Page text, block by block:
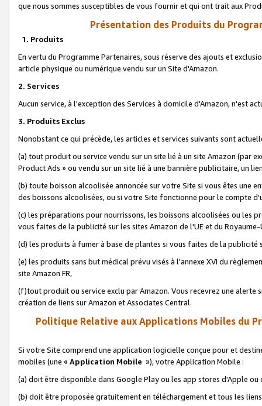
que nous sommes susceptibles de vous fournir et qui ont trait aux
Présentation des Produits du
1. Produits
En vertu du Programme Partenaires, sous réserve des ajouts et
article physique ou numérique vendu sur un Site d'Amazon.
2. Services
Aucun service, à l'exception des Services à domicile d'Amazon, n'est
3. Produits Exclus
Nonobstant ce qui précède, les articles et services suivants sont
(a) tout produit ou service vendu sur un site lié à un site Amazon (par
Product Ads » ou vendu sur un site lié à une bannière publicitaire, un
(b) toute boisson alcoolisée annoncée sur votre Site si vous êtes une
des boissons alcoolisées, ou si votre Site fonctionne pour le compte
(c) les préparations pour nourrissons, les boissons alcoolisées ou les
vous faites de la publicité sur les sites Amazon de l'UE et du Royaume-
(d) les produits à fumer à base de plantes si vous faites de la publicité
(e) les produits sans but médical prévu visés à l'annexe XVI du
site Amazon FR,
(f)tout produit ou service exclu par Amazon. Vous recevrez une alerte
création de liens sur Amazon et Associates Central.
Politique Relative aux Applications Mobiles du
Si votre Site comprend une application logicielle conçue pour et
mobiles (une « Application Mobile »), votre Application Mobile :
(a) doit être disponible dans Google Play ou les app stores d'Apple ou
(b) doit être proposée gratuitement en téléchargement et tous les